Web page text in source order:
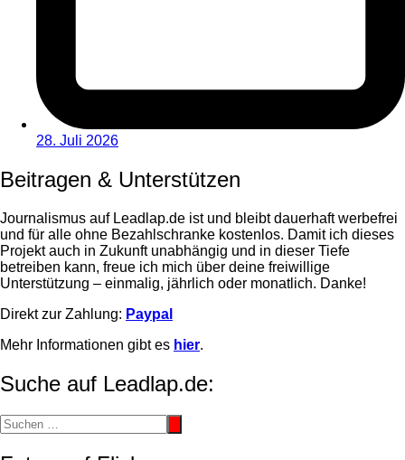
28. Juli 2026
Beitragen & Unterstützen
Journalismus auf Leadlap.de ist und bleibt dauerhaft werbefrei
und für alle ohne Bezahlschranke kostenlos. Damit ich dieses
Projekt auch in Zukunft unabhängig und in dieser Tiefe
betreiben kann, freue ich mich über deine freiwillige
Unterstützung – einmalig, jährlich oder monatlich. Danke!
Direkt zur Zahlung: Paypal
Mehr Informationen gibt es hier.
Suche auf Leadlap.de: